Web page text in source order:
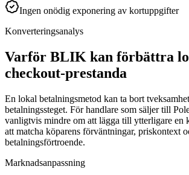
Ingen onödig exponering av kortuppgifter
Konverteringsanalys
Varför BLIK kan förbättra
checkout-prestanda
En lokal betalningsmetod kan ta bort
betalningssteget. För handlare som säljer till
vanligtvis mindre om att lägga till ytterligare en
att matcha köparens förväntningar, priskontext
betalningsförtroende.
Marknadsanpassning